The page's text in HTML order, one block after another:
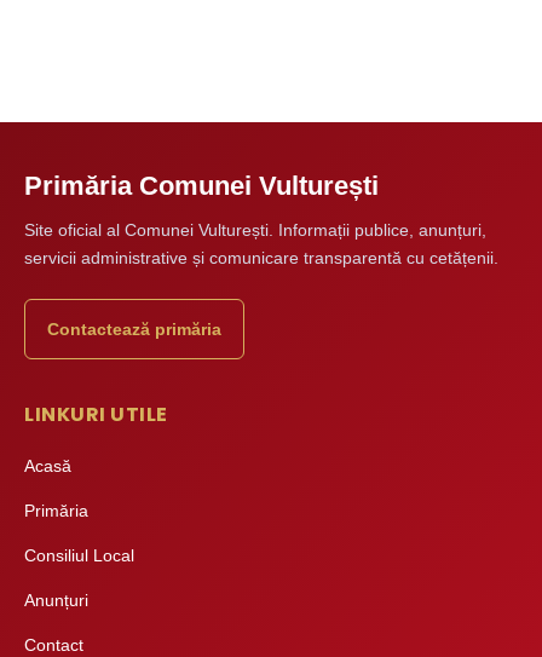
Primăria Comunei Vulturești
Site oficial al Comunei Vulturești. Informații publice, anunțuri,
servicii administrative și comunicare transparentă cu cetățenii.
Contactează primăria
LINKURI UTILE
Acasă
Primăria
Consiliul Local
Anunțuri
Contact